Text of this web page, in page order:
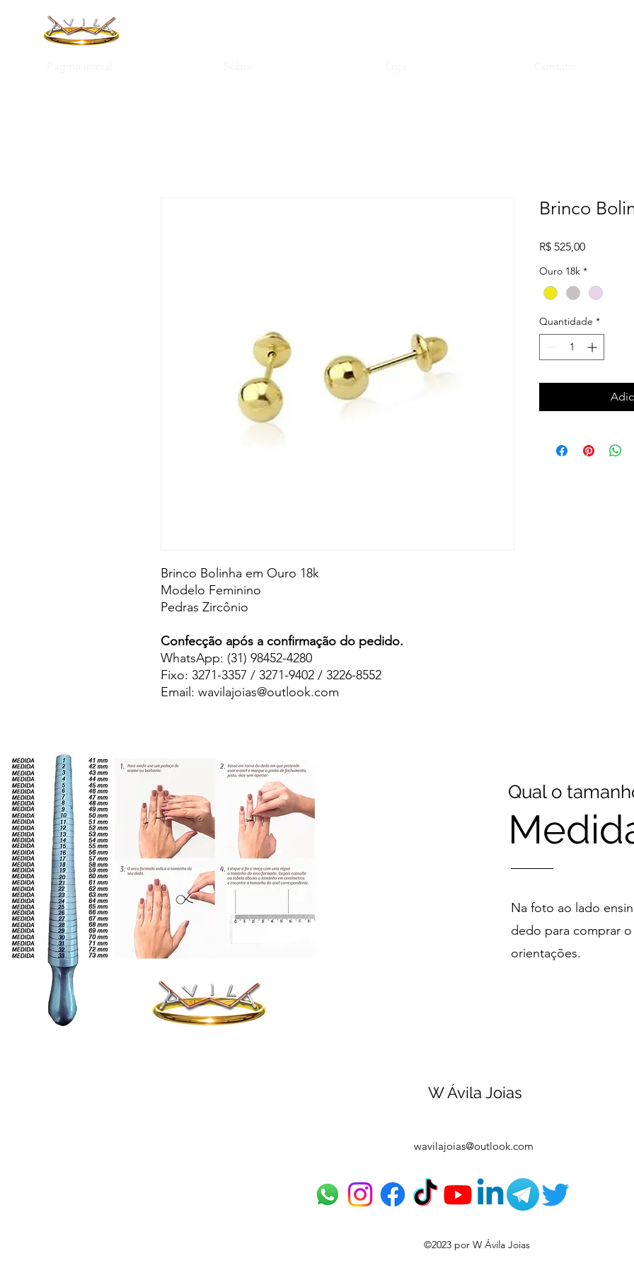
Brinco Bolinha em Ouro 18k
Modelo Feminino
Pedras Zircônio
Confecção após a confirmação do pedido.
WhatsApp: (31) 98452-4280
Fixo: 3271-3357 / 3271-9402 / 3226-8552
Email: wavilajoias@outlook.com
Brinco
R$ 525,00Preço
Ouro 18k *
Quantidade *
Qual o
Na foto ao lado
dedo para comprar o
orientações.
W Ávila Joias
wavilajoias@outlook.com
©2023 por W Ávila Joias